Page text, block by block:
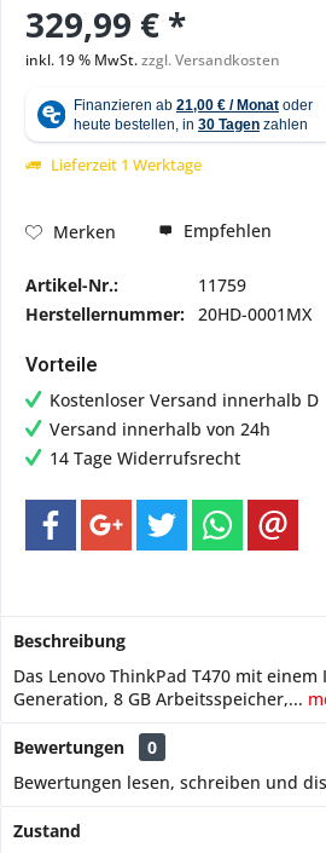
329,99 € *
inkl. 19 % MwSt.zzgl. Versandkosten
Lieferzeit 1 Werktage
Merken Empfehlen
Artikel-Nr.:
11759
Herstellernummer: 20HD-0001MX
Vorteile
Kostenloser Versand innerhalb D
Versand innerhalb von 24h
14 Tage Widerrufsrecht
Beschreibung
Das Lenovo ThinkPad T470 mit
Generation, 8 GB Arbeitsspeicher,...
Bewertungen
0
Bewertungen lesen, schreiben und
Zustand